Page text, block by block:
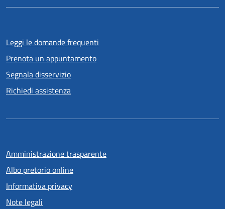
Leggi le domande frequenti
Prenota un appuntamento
Segnala disservizio
Richiedi assistenza
Amministrazione trasparente
Albo pretorio online
Informativa privacy
Note legali